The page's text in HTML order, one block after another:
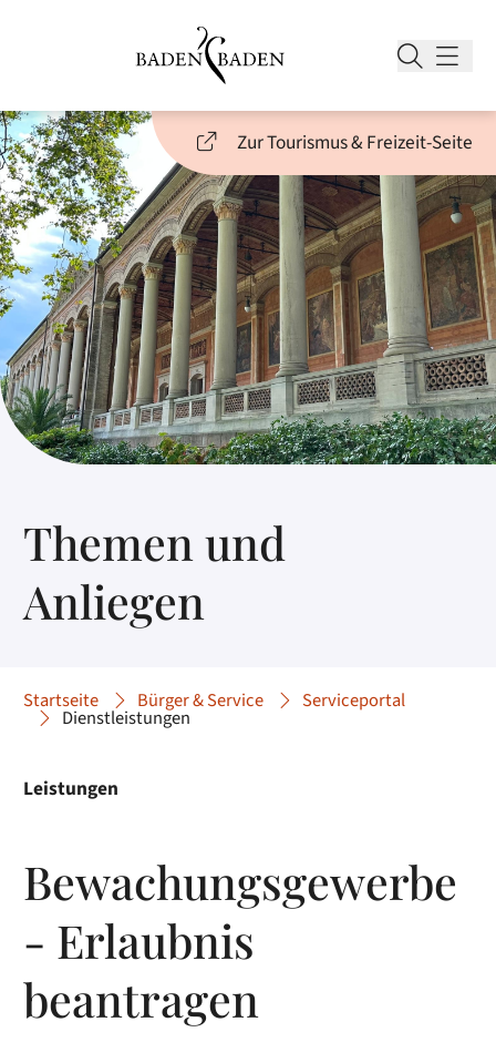
Zur Tourismus & Freizeit-Seite
Themen und
Anliegen
Startseite Bürger & Service Serviceportal
Dienstleistungen
Leistungen
Bewachungsgewerbe
- Erlaubnis
beantragen